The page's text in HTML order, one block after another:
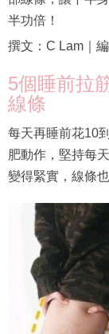
半功倍！
撰文：C Lam｜
5個睡前拉
線條
每天再睡前花10
肥動作，堅持每
變得緊實，線條